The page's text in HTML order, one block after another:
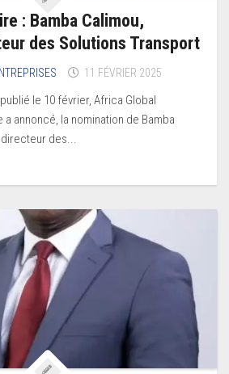
: Bamba Calimou,
des Solutions Transport
11 FÉVRIER 2025
le 10 février, Africa Global
a annoncé, la nomination de Bamba
directeur des...